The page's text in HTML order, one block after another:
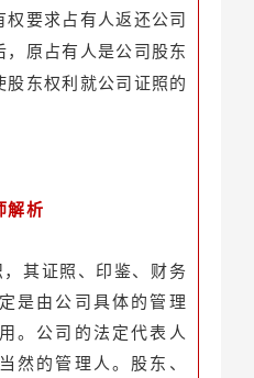
要求占有人返还公司
原占有人是公司股东
股东权利就公司证照的
解析
其证照、印鉴、财务
是由公司具体的管理
。公司的法定代表人
然的管理人。股东、